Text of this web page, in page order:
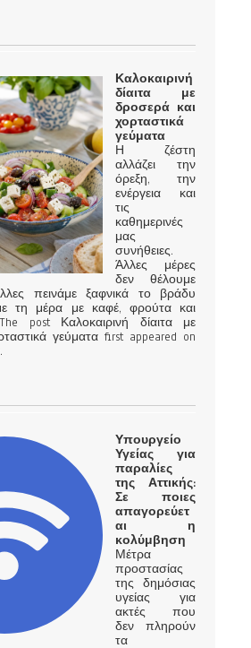
Καλοκαιρινή
δίαιτα με
δροσερά και
χορταστικά
γεύματα
Η ζέστη
αλλάζει την
όρεξη, την
ενέργεια και
τις
καθημερινές
μας
συνήθειες.
Άλλες μέρες
δεν θέλουμε
πεινάμε ξαφνικά το βράδυ
τη μέρα με καφέ, φρούτα και
post Καλοκαιρινή δίαιτα με
γεύματα first appeared on
Υπουργείο
Υγείας για
παραλίες
της Αττικής:
Σε ποιες
απαγορεύετ
αι η
κολύμβηση
Μέτρα
προστασίας
της δημόσιας
υγείας για
ακτές που
δεν πληρούν
τα